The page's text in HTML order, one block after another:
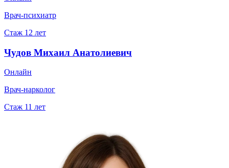
Врач-психиатр
Стаж 12 лет
Чудов Михаил Анатолиевич
Онлайн
Врач-нарколог
Стаж 11 лет